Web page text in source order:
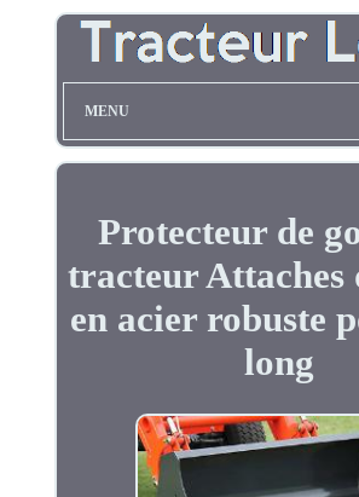
MENU
Protecteur de
tracteur Attaches
en acier robuste
long